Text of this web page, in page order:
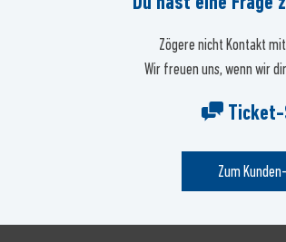
Zögere nicht Kontakt
Wir freuen uns, wenn wir
Zum